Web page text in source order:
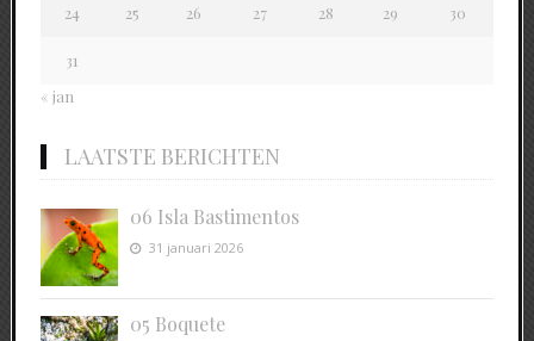
24 25 26 27 28 29 30
31
« jan
LAATSTE BERICHTEN
06 Isla Bastimentos
31 januari 2026
05 Boquete